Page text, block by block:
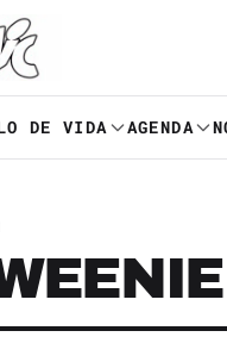
DE VIDA AGENDA